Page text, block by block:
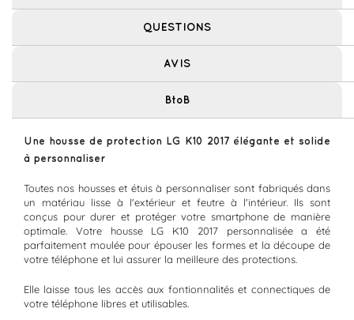
QUESTIONS
AVIS
BtoB
Une housse de protection LG K10 2017 élégante et solide
à personnaliser
Toutes nos housses et étuis à personnaliser sont fabriqués dans
un matériau lisse à l'extérieur et feutre à l'intérieur. Ils sont
conçus pour durer et protéger votre smartphone de manière
optimale. Votre housse LG K10 2017 personnalisée a été
parfaitement moulée pour épouser les formes et la découpe de
votre téléphone et lui assurer la meilleure des protections.
Elle laisse tous les accès aux fontionnalités et connectiques de
votre téléphone libres et utilisables.